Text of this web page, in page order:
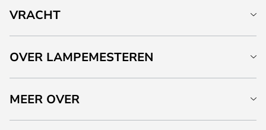
VRACHT
OVER LAMPEMESTEREN
MEER OVER